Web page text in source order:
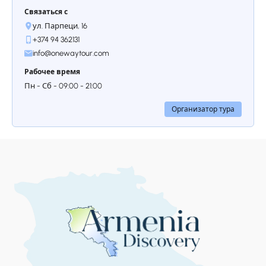
Ряд славных церквей седьмого века
продолжает церковь Св. Гаяне, будучи
всего лишь на 12 лет моложе Св. От
Рипсиме. Эта церковь, построенная в 630
году, построена на могиле христианской
девы, умершей в Армении в конце III –
начале IV века, примерно через 3 века
восстановлена в 1652-м году. Во дворе
Остановкa 4. Святой Рипсиме
Связаться с
ул. Парпеци, 16
+374 94 362131
info@onewaytour.com
Рабочее время
Пн - Сб - 09:00 - 21:00
Организатор тура